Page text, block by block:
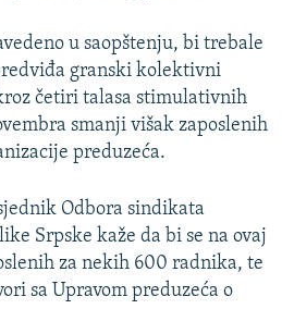
u saopštenju, bi trebale
granski kolektivni
četiri talasa stimulativnih
smanji višak zaposlenih
preduzeća.
Odbora sindikata
Srpske kaže da bi se na ovaj
za nekih 600 radnika, te
sa Upravom preduzeća o